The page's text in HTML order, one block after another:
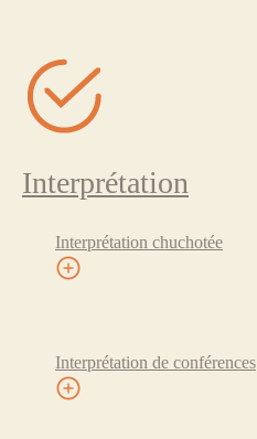
Interprétation
Interprétation chuchotée
Interprétation de conférences